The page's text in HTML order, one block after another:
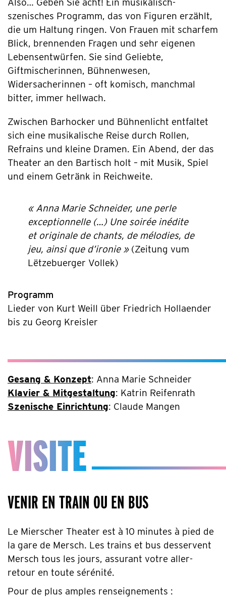
Gesang & Konzept: Anna Marie Schneider
Klavier & Mitgestaltung: Katrin Reifenrath
Szenische Einrichtung: Claude Mangen
Also… Geben Sie acht! Ein musikalisch-
szenisches Programm, das von Figuren erzählt,
die um Haltung ringen. Von Frauen mit scharfem
Blick, brennenden Fragen und sehr eigenen
Lebensentwürfen. Sie sind Geliebte,
Giftmischerinnen, Bühnenwesen,
Widersacherinnen – oft komisch, manchmal
bitter, immer hellwach.
Zwischen Barhocker und Bühnenlicht entfaltet
sich eine musikalische Reise durch Rollen,
Refrains und kleine Dramen. Ein Abend, der das
Theater an den Bartisch holt – mit Musik, Spiel
und einem Getränk in Reichweite.
« Anna Marie Schneider, une perle
exceptionnelle (…) Une soirée inédite
et originale de chants, de mélodies, de
jeu, ainsi que d’ironie »(Zeitung vum
Lëtzebuerger Vollek)
Programm
Lieder von Kurt Weill über Friedrich Hollaender
bis zu Georg Kreisler
VISITE
VENIR EN TRAIN OU EN BUS
Le Mierscher Theater est à 10 minutes à pied de
la gare de Mersch. Les trains et bus desservent
Mersch tous les jours, assurant votre aller-
retour en toute sérénité.
Pour de plus amples renseignements :